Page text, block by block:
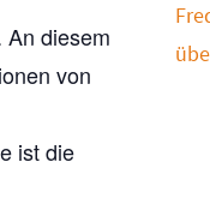
diesem
von
ist die